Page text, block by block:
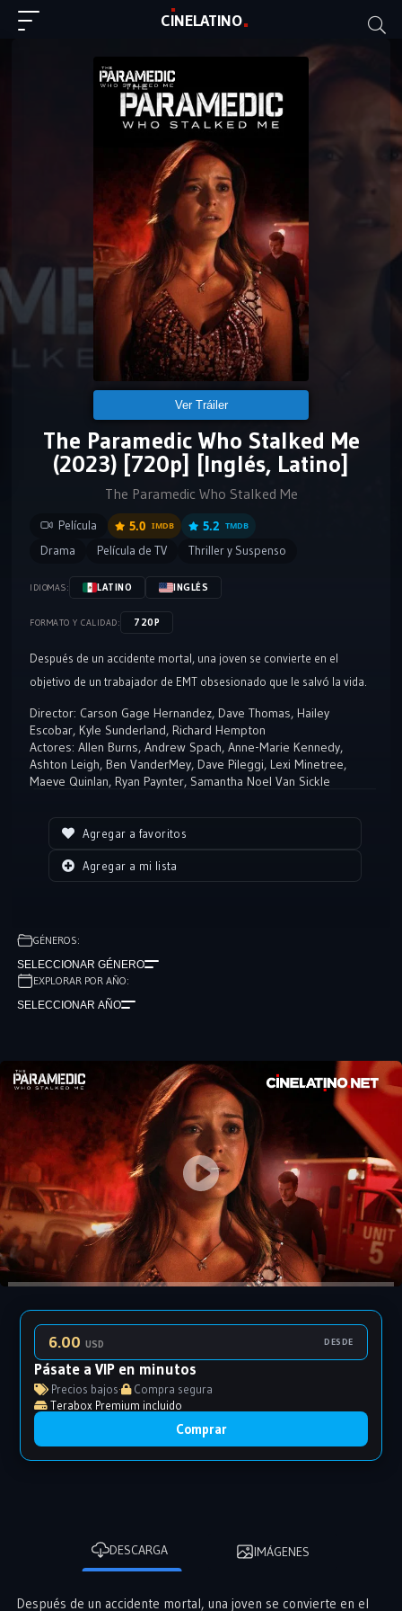
CINELATINO
Ver Tráiler
The Paramedic Who Stalked Me
(2023) [720p] [Inglés, Latino]
The Paramedic Who Stalked Me
Película 5.0 IMDB 5.2 TMDB
Drama Película de TV Thriller y Suspenso
IDIOMAS: LATINO INGLÉS
FORMATO Y CALIDAD: 720P
Después de un accidente mortal, una joven se convierte en el
objetivo de un trabajador de EMT obsesionado que le salvó la vida.
Director: Carson Gage Hernandez, Dave Thomas, Hailey
Escobar, Kyle Sunderland, Richard Hempton
Actores: Allen Burns, Andrew Spach, Anne-Marie Kennedy,
Ashton Leigh, Ben VanderMey, Dave Pileggi, Lexi Minetree,
Maeve Quinlan, Ryan Paynter, Samantha Noel Van Sickle
Agregar a favoritos
Agregar a mi lista
GÉNEROS:
SELECCIONAR GÉNERO
EXPLORAR POR AÑO:
SELECCIONAR AÑO
6.00USD DESDE
Pásate a VIP en minutos
Precios bajos·
Compra segura
Terabox Premium incluido
Comprar
DESCARGA IMÁGENES
Después de un accidente mortal, una joven se convierte en el